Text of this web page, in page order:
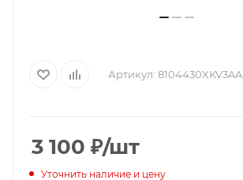
Артикул: 8104430XKV3AA
3 100 ₽/шт
Уточнить наличие и цену